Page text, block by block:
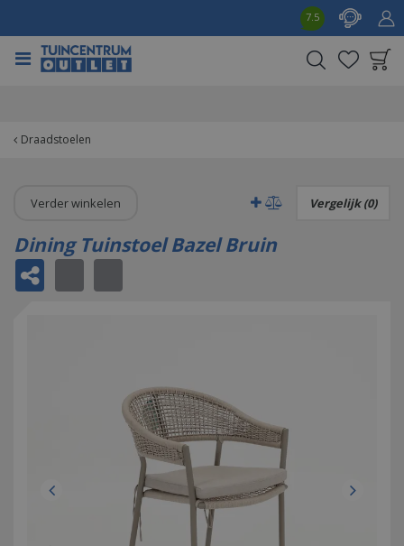
Draadstoelen
7.5
Verder winkelen Vergelijk (0)
Dining Tuinstoel Bazel Bruin